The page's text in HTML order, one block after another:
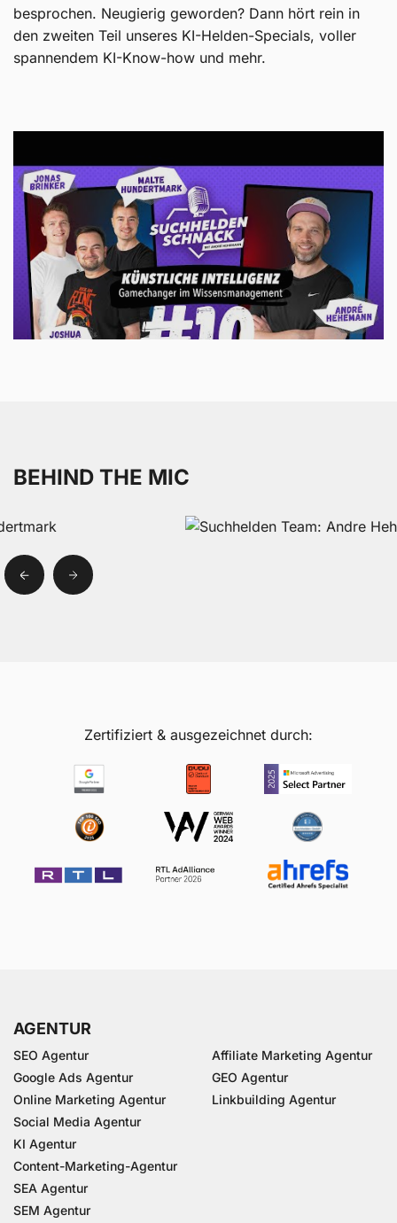
besprochen. Neugierig geworden? Dann hört rein in
den zweiten Teil unseres KI-Helden-Specials, voller
spannendem KI-Know-how und mehr.
BEHIND THE MIC
Zertifiziert & ausgezeichnet durch:
AGENTUR
SEO Agentur
Google Ads Agentur
Online Marketing Agentur
Social Media Agentur
KI Agentur
Content-Marketing-Agentur
SEA Agentur
SEM Agentur
Affiliate Marketing Agentur
GEO Agentur
Linkbuilding Agentur